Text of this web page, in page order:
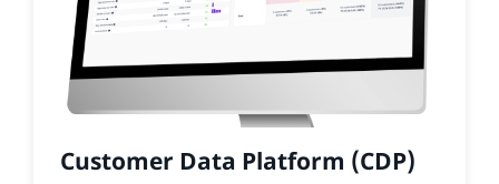
Customer Data Platform (CDP)